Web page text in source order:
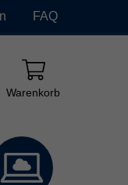
FAQ
Warenkorb